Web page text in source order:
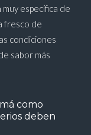
específica de
fresco de
condiciones
sabor más
como
deben